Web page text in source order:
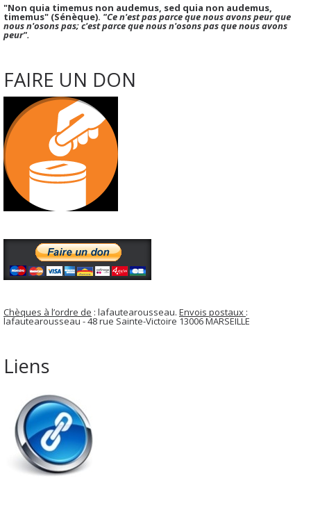
"Non quia timemus non audemus, sed quia non audemus,
timemus" (Sénèque). "Ce n'est pas parce que nous avons peur que
nous n'osons pas; c'est parce que nous n'osons pas que nous avons
peur".
FAIRE UN DON
Chèques à l’ordre de : lafautearousseau. Envois postaux :
lafautearousseau - 48 rue Sainte-Victoire 13006 MARSEILLE
Liens